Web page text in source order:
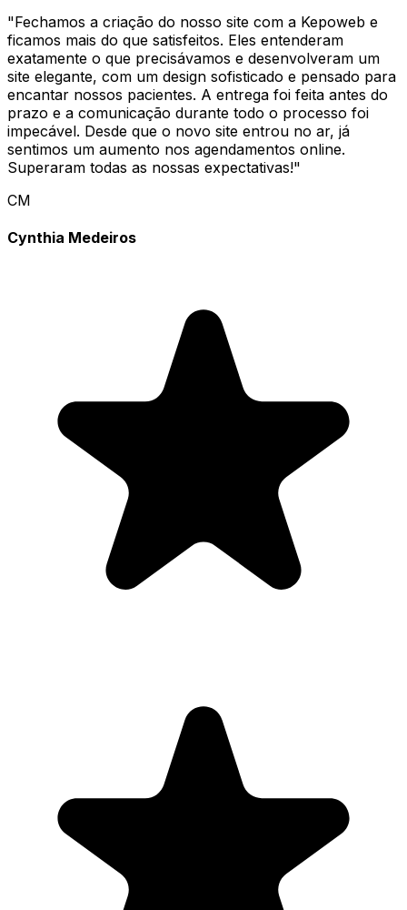
"Fechamos a criação do nosso site com a Kepoweb e
ficamos mais do que satisfeitos. Eles entenderam
exatamente o que precisávamos e desenvolveram um
site elegante, com um design sofisticado e pensado para
encantar nossos pacientes. A entrega foi feita antes do
prazo e a comunicação durante todo o processo foi
impecável. Desde que o novo site entrou no ar, já
sentimos um aumento nos agendamentos online.
Superaram todas as nossas expectativas!"
CM
Cynthia Medeiros